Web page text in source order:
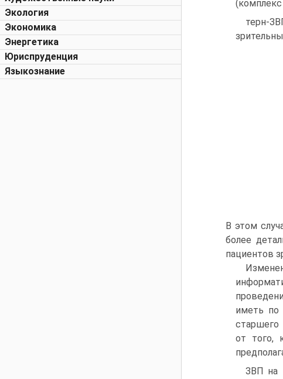
Экология
Экономика
Энергетика
Юриспруденция
Языкознание
терн-
В этом
более
пациентов
иметь по
старшего
от того,
ЗВП на